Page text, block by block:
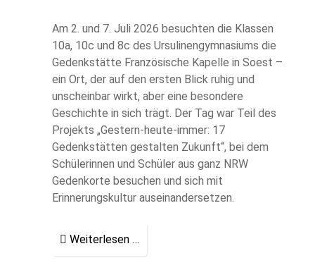
Am 2. und 7. Juli 2026 besuchten die Klassen
10a, 10c und 8c des Ursulinengymnasiums die
Gedenkstätte Französische Kapelle in Soest –
ein Ort, der auf den ersten Blick ruhig und
unscheinbar wirkt, aber eine besondere
Geschichte in sich trägt. Der Tag war Teil des
Projekts „Gestern-heute-immer: 17
Gedenkstätten gestalten Zukunft“, bei dem
Schülerinnen und Schüler aus ganz NRW
Gedenkorte besuchen und sich mit
Erinnerungskultur auseinandersetzen.
Weiterlesen …